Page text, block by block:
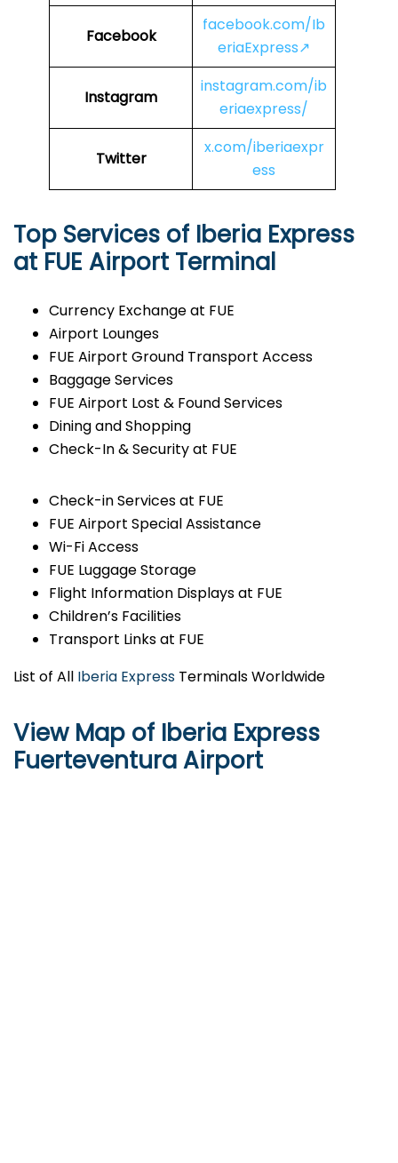
Facebook
facebook.com/Ib
eriaExpress↗
Instagram
instagram.com/ib
eriaexpress/
Twitter
x.com/iberiaexpr
ess
Top Services of Iberia Express
at FUE Airport Terminal
Currency Exchange at FUE
Airport Lounges
FUE Airport Ground Transport Access
Baggage Services
FUE Airport Lost & Found Services
Dining and Shopping
Check-In & Security at FUE
Check-in Services at FUE
FUE Airport Special Assistance
Wi-Fi Access
FUE Luggage Storage
Flight Information Displays at FUE
Children’s Facilities
Transport Links at FUE
List of All Iberia Express Terminals Worldwide
View Map of Iberia Express
Fuerteventura Airport